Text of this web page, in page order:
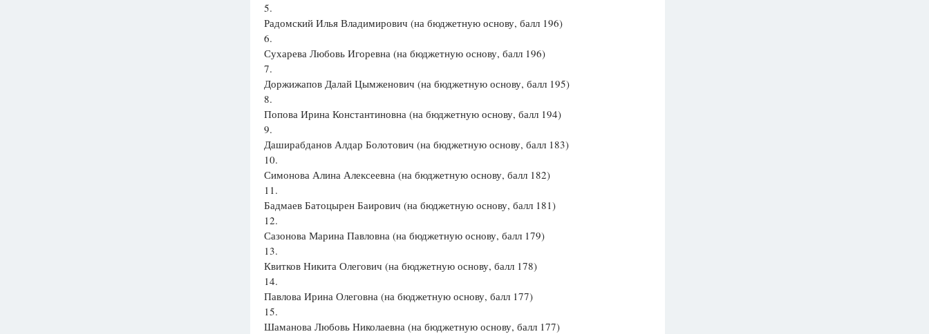
5.
Радомский Илья Владимирович (на бюджетную основу, балл 196)
6.
Сухарева Любовь Игоревна (на бюджетную основу, балл 196)
7.
Доржижапов Далай Цымженович (на бюджетную основу, балл 195)
8.
Попова Ирина Константиновна (на бюджетную основу, балл 194)
9.
Даширабданов Алдар Болотович (на бюджетную основу, балл 183)
10.
Симонова Алина Алексеевна (на бюджетную основу, балл 182)
11.
Бадмаев Батоцырен Баирович (на бюджетную основу, балл 181)
12.
Сазонова Марина Павловна (на бюджетную основу, балл 179)
13.
Квитков Никита Олегович (на бюджетную основу, балл 178)
14.
Павлова Ирина Олеговна (на бюджетную основу, балл 177)
15.
Шаманова Любовь Николаевна (на бюджетную основу, балл 177)